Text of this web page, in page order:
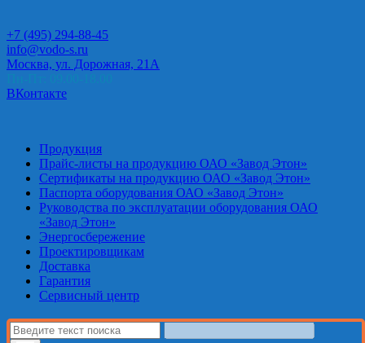
+7 (495) 294-88-45
info@vodo-s.ru
Москва, ул. Дорожная, 21А
ВКонтакте
Продукция
Прайс-листы на продукцию ОАО «Завод Этон»
Сертификаты на продукцию ОАО «Завод Этон»
Паспорта оборудования ОАО «Завод Этон»
Руководства по эксплуатации оборудования ОАО
«Завод Этон»
Энергосбережение
Проектировщикам
Доставка
Гарантия
Сервисный центр